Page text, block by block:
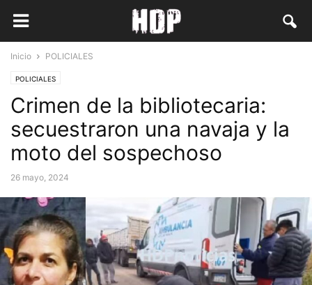
Inicio POLICIALES
POLICIALES
Crimen de la bibliotecaria:
secuestraron una navaja y la
moto del sospechoso
26 mayo, 2024